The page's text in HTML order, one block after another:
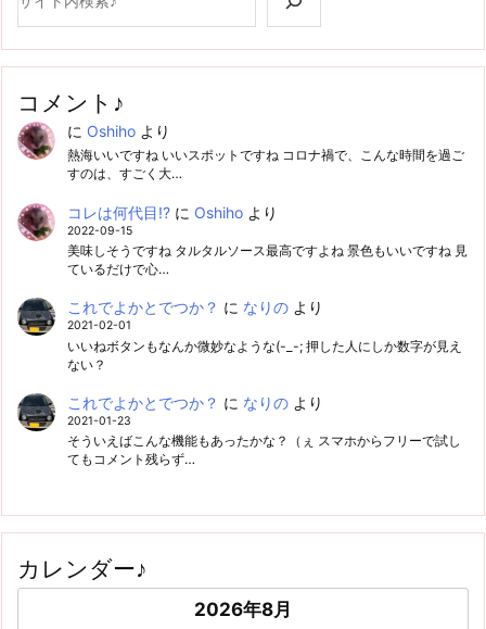
コメント♪
に Oshihoより
熱海いいですね いいスポットですね コロナ禍で、こんな時間を過ご
すのは、すごく大…
コレは何代目!?に Oshihoより
2022-09-15
美味しそうですね タルタルソース最高ですよね 景色もいいですね 見
ているだけで心…
これでよかとでつか？ に なりのより
2021-02-01
いいねボタンもなんか微妙なような(-_-; 押した人にしか数字が見え
ない？
これでよかとでつか？ に なりのより
2021-01-23
そういえばこんな機能もあったかな？（ぇ スマホからフリーで試し
てもコメント残らず…
カレンダー♪
2026年8月